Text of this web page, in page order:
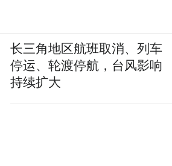
长三角地区航班取消、列车
停运、轮渡停航，台风影响
持续扩大